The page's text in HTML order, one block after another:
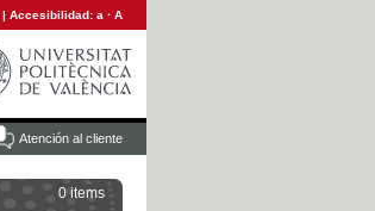
| Accesibilidad: a · A
Atención al cliente
0 items